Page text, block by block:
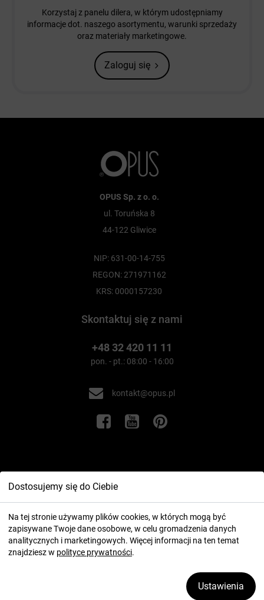
Dostosujemy się do Ciebie
Na tej stronie używamy plików cookies, w których mogą być
zapisywane Twoje dane osobowe, w celu gromadzenia danych
analitycznych i marketingowych. Więcej informacji na ten temat
znajdziesz w polityce prywatności.
Ustawienia
Korzystaj z panelu dilera, w którym udostępniamy
informacje dot. naszego asortymentu, warunki sprzedaży
oraz materiały marketingowe.
Zaloguj się
OPUS Sp. z o. o.
ul. Toruńska 8
44-122 Gliwice
NIP: 631-00-14-755
REGON: 271971162
KRS: 0000157230
Skontaktuj się z nami
+48 32 420 11 11
pon. - pt.: 08:00 - 16:00
kontakt@opus.pl
Informacje
Twoje konto